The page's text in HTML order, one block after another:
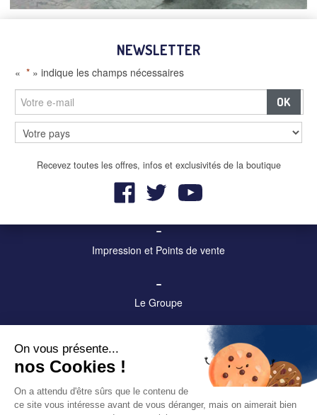
NEWSLETTER
« *» indique les champs nécessaires
Recevez toutes les offres, infos et exclusivités de la boutique
–
Panneaux et écrans digitaux
Mobilier urbain et affichage
–
Impression et Points de vente
–
Le Groupe
–
Mentions légales
On vous présente...
nos Cookies !
On a attendu d'être sûrs que le contenu de
ce site vous intéresse avant de vous déranger, mais on aimerait bien